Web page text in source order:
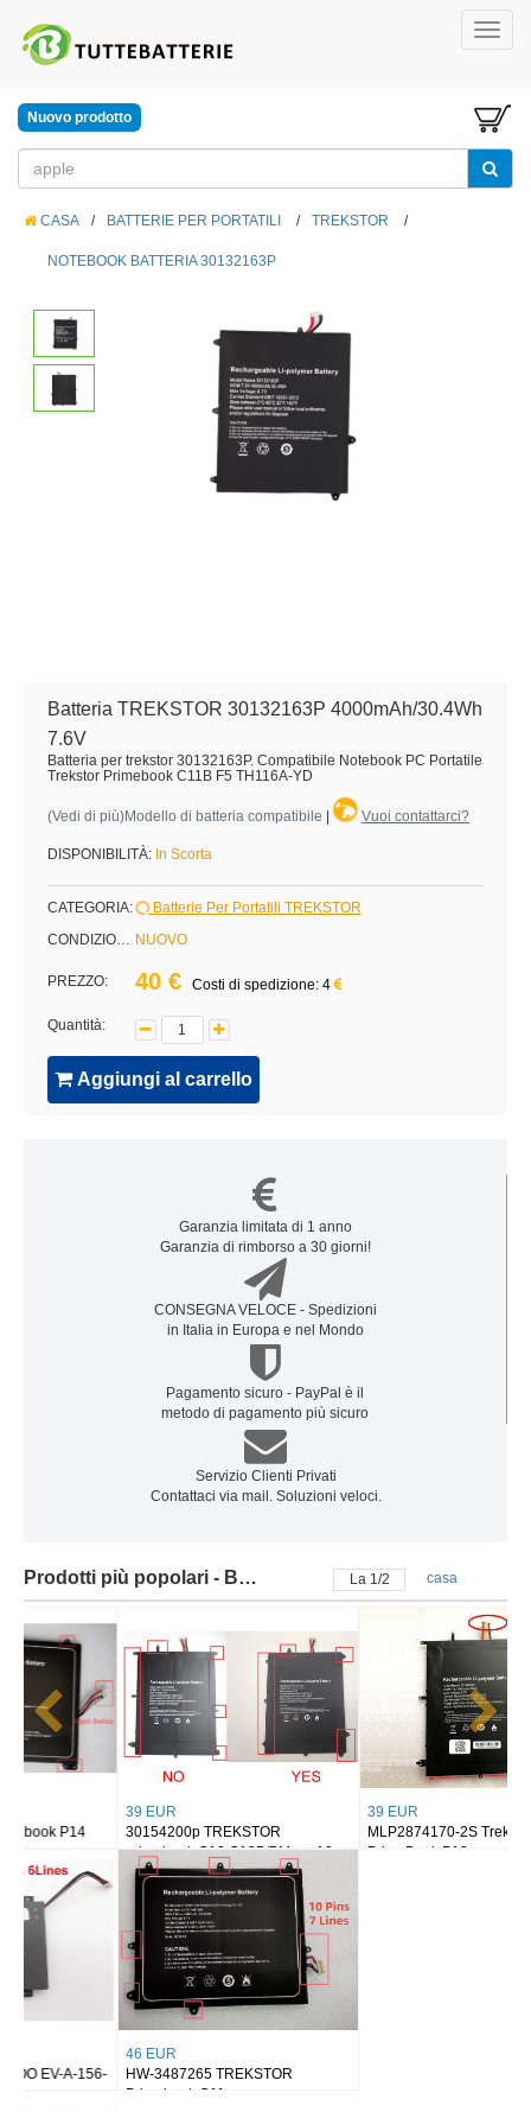
Nuovo prodotto
CASA / BATTERIE PER PORTATILI / TREKSTOR /
NOTEBOOK BATTERIA 30132163P
Batteria TREKSTOR 30132163P 4000mAh/30.4Wh
7.6V
Batteria per trekstor 30132163P. Compatibile Notebook PC Portatile
Trekstor Primebook C11B F5 TH116A-YD
(Vedi di più)Modello di batteria compatibile Vuoi contattarci?
DISPONIBILITÀ: In Scorta
CATEGORIA:
Batterie Per Portatili TREKSTOR
CONDIZIONE: NUOVO
PREZZO: 40 € Costi di spedizione: 4
Quantità:
Aggiungi al carrello
Garanzia limitata di 1 anno
Garanzia di rimborso a 30 giorni!
CONSEGNA VELOCE - Spedizioni
in Italia in Europa e nel Mondo
Pagamento sicuro - PayPal è il
metodo di pagamento più sicuro
Servizio Clienti Privati
Contattaci via mail. Soluzioni veloci.
Prodotti più popolari - Batteria trekstor La 2/2 casa
30154200p TREKSTOR
primebook C13 C13B/BMax y13
MLP2874170-2S TrekStor
PrimeBook P13
HW-3487265 TREKSTOR
Primebook C11